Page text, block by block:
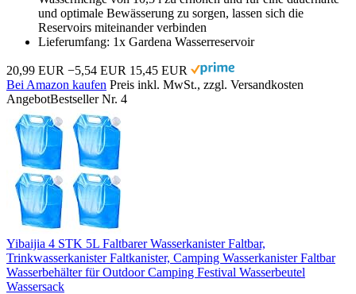
und optimale Bewässerung zu sorgen, lassen sich die
Reservoirs miteinander verbinden
Lieferumfang: 1x Gardena Wasserreservoir
20,99 EUR −5,54 EUR 15,45 EUR
Bei Amazon kaufen Preis inkl. MwSt., zzgl. Versandkosten
AngebotBestseller Nr. 4
Yibaijia 4 STK 5L Faltbarer Wasserkanister Faltbar,
Trinkwasserkanister Faltkanister, Camping Wasserkanister Faltbar
Wasserbehälter für Outdoor Camping Festival Wasserbeutel
Wassersack